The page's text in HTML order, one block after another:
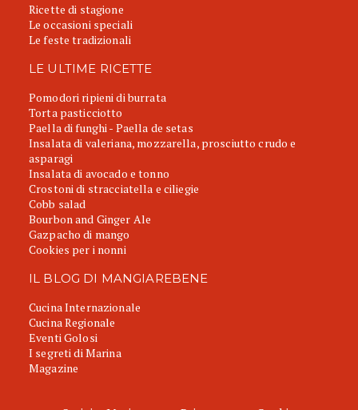
Ricette di stagione
Le occasioni speciali
Le feste tradizionali
LE ULTIME RICETTE
Pomodori ripieni di burrata
Torta pasticciotto
Paella di funghi - Paella de setas
Insalata di valeriana, mozzarella, prosciutto crudo e
asparagi
Insalata di avocado e tonno
Crostoni di stracciatella e ciliegie
Cobb salad
Bourbon and Ginger Ale
Gazpacho di mango
Cookies per i nonni
IL BLOG DI MANGIAREBENE
Cucina Internazionale
Cucina Regionale
Eventi Golosi
I segreti di Marina
Magazine